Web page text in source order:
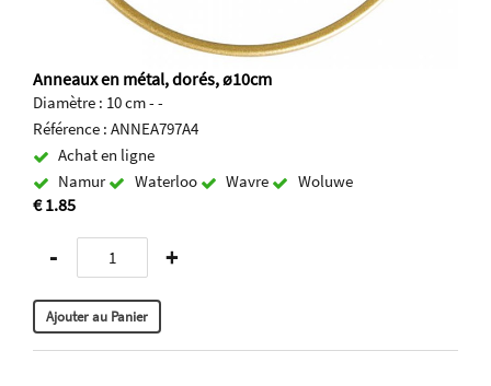
Anneaux en métal, dorés, ø10cm
Diamètre : 10 cm - -
Référence : ANNEA797A4
Achat en ligne
Namur
Waterloo Wavre Woluwe
€ 1.85
- +